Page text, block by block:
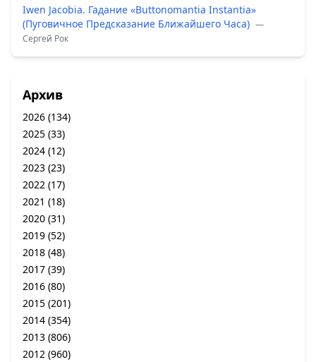
Iwen Jacobia. Гадание «Buttonomantia Instantia»
(Пуговичное Предсказание Ближайшего Часа) —
Сергей Рок
Архив
2026 (134)
2025 (33)
2024 (12)
2023 (23)
2022 (17)
2021 (18)
2020 (31)
2019 (52)
2018 (48)
2017 (39)
2016 (80)
2015 (201)
2014 (354)
2013 (806)
2012 (960)